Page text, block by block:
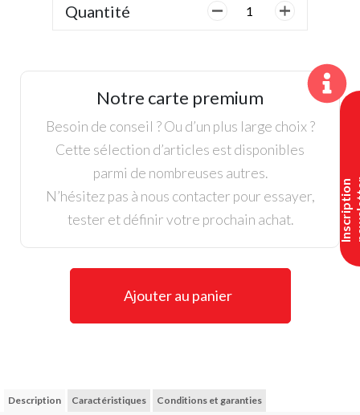
I
n
s
c
r
i
p
t
i
o
n
n
e
w
s
l
e
t
t
e
Quantité
quantité
Blanc
Notre carte premium
Besoin de conseil ? Ou d’un plus large choix ?
Cette sélection d’articles est disponibles
parmi de nombreuses autres.
N’hésitez pas à nous contacter pour essayer,
tester et définir votre prochain achat.
Ajouter au panier
Description Caractéristiques Conditions et garanties